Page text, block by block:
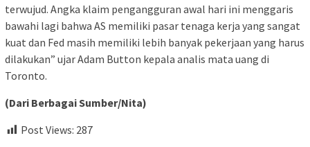
terwujud. Angka klaim pengangguran awal hari ini menggaris
bawahi lagi bahwa AS memiliki pasar tenaga kerja yang sangat
kuat dan Fed masih memiliki lebih banyak pekerjaan yang harus
dilakukan” ujar Adam Button kepala analis mata uang di
Toronto.
(Dari Berbagai Sumber/Nita)
Post Views: 287